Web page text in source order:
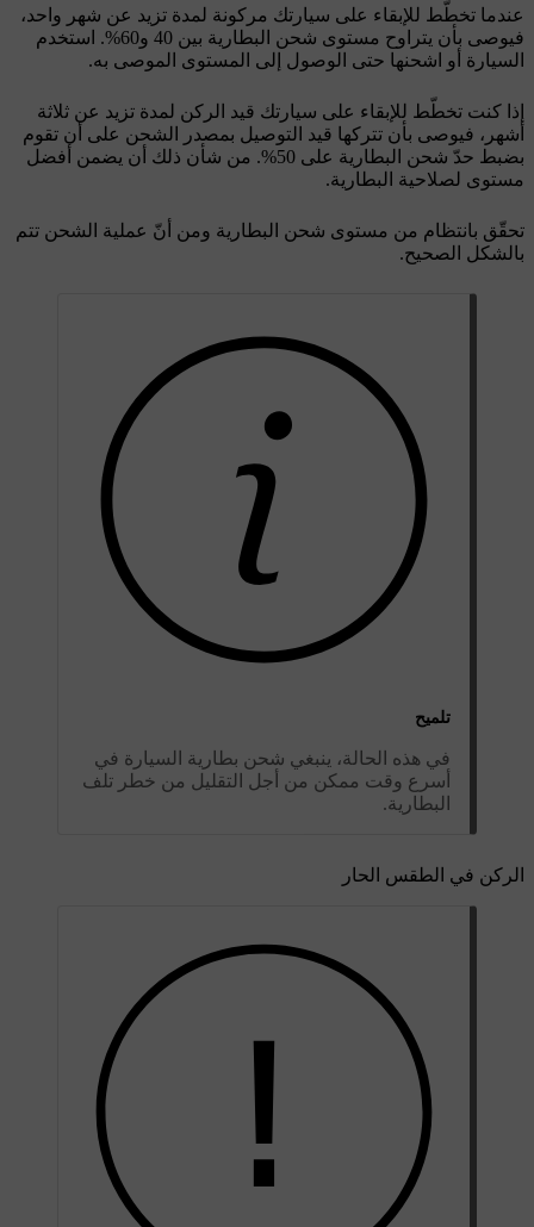
عندما تخطّط للإبقاء على سيارتك مركونة لمدة تزيد عن شهر واحد،
فيوصى بأن يتراوح مستوى شحن البطارية بين 40 و60%. استخدم
السيارة أو اشحنها حتى الوصول إلى المستوى الموصى به.
إذا كنت تخطّط للإبقاء على سيارتك قيد الركن لمدة تزيد عن ثلاثة
أشهر، فيوصى بأن تتركها قيد التوصيل بمصدر الشحن على أن تقوم
بضبط حدّ شحن البطارية على 50%. من شأن ذلك أن يضمن أفضل
مستوى لصلاحية البطارية.
تحقّق بانتظام من مستوى شحن البطارية ومن أنّ عملية الشحن تتم
بالشكل الصحيح.
تلميح
في هذه الحالة، ينبغي شحن بطارية السيارة في
أسرع وقت ممكن من أجل التقليل من خطر تلف
البطارية.
الركن في الطقس الحار